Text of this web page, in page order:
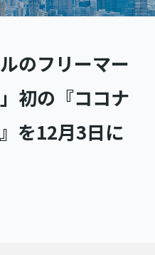
のフリーマー
初の『ココナ
を12月3日に